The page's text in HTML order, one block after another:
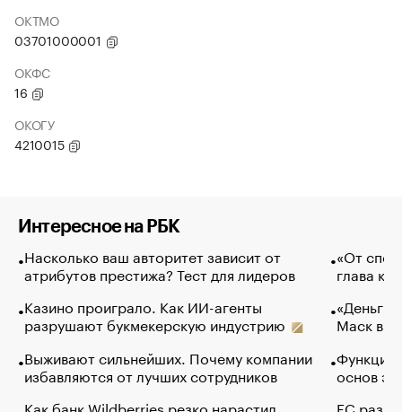
ОКТМО
03701000001
ОКФС
16
ОКОГУ
4210015
Интересное на РБК
Насколько ваш авторитет зависит от
атрибутов престижа? Тест для лидеров
Казино проиграло. Как ИИ-агенты
разрушают букмекерскую индустрию
Выживают сильнейших. Почему компании
избавляются от лучших сотрудников
Как банк Wildberries резко нарастил
«От
глава
«Деньги
Маск в
Функции
основ
ЕС